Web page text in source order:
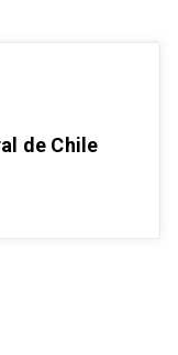
de Chile